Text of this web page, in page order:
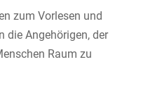
zum Vorlesen und
die Angehörigen, der
Raum zu